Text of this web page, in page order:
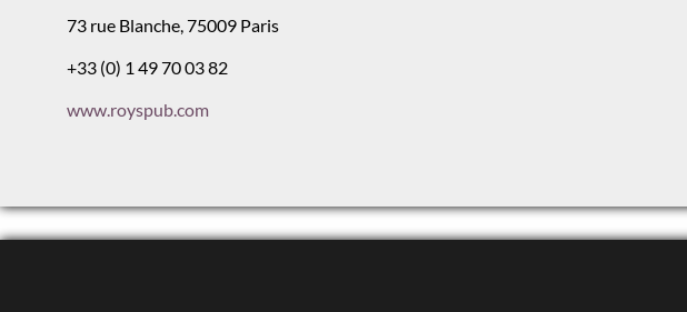
73 rue Blanche, 75009 Paris
+33 (0) 1 49 70 03 82
www.royspub.com